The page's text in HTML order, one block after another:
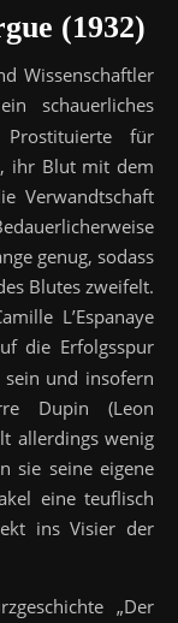
(1932)
Wissenschaftler
schauerliches
für
ihr Blut mit dem
Verwandtschaft
genug, sodass
Blutes zweifelt.
L’Espanaye
die Erfolgsspur
sein und insofern
Dupin (Leon
allerdings wenig
sie seine eigene
eine teuflisch
ins Visier der
„Der